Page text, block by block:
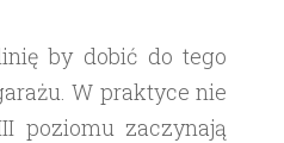
by dobić do tego
W praktyce nie
poziomu zaczynają